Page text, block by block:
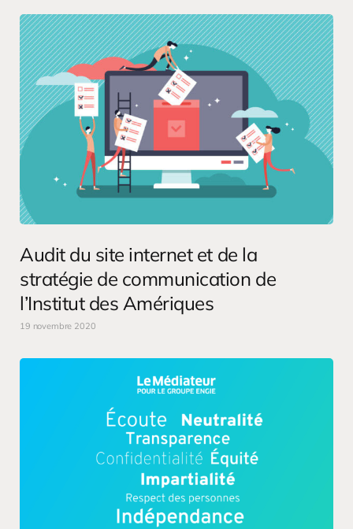
Audit du site internet et de la
stratégie de communication de
l’Institut des Amériques
19 novembre 2020